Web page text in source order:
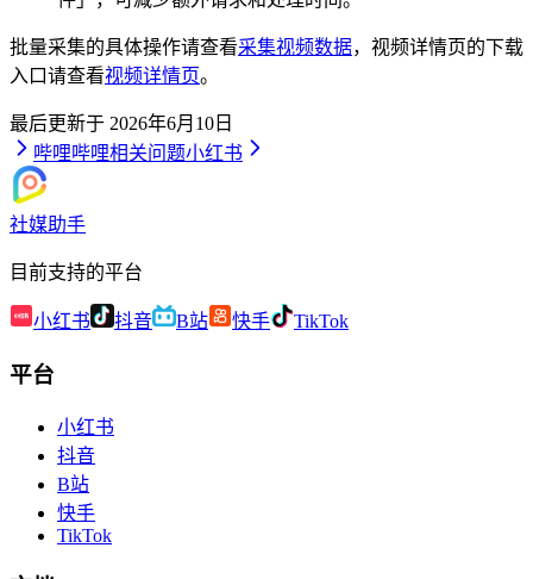
批量采集的具体操作请查看采集视频数据，视频详情页的下载
入口请查看视频详情页。
最后更新于 2026年6月10日
哔哩哔哩相关问题小红书
社媒助手
目前支持的平台
小红书 抖音 B站 快手 TikTok
平台
小红书
抖音
B站
快手
TikTok